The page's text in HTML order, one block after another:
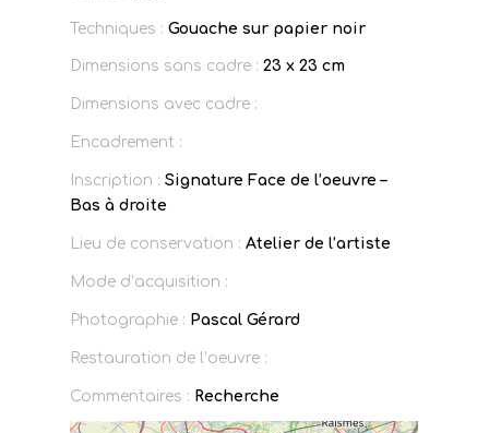
Techniques : Gouache sur papier noir
Dimensions sans cadre : 23 x 23 cm
Dimensions avec cadre :
Encadrement :
Inscription : Signature Face de l’oeuvre –
Bas à droite
Lieu de conservation : Atelier de l’artiste
Mode d’acquisition :
Photographie : Pascal Gérard
Restauration de l’oeuvre :
Commentaires : Recherche